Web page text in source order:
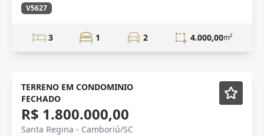
V5627
3 1 2 4.000,00m²
TERRENO EM CONDOMINIO
FECHADO
R$ 1.800.000,00
Santa Regina - Camboriú/SC